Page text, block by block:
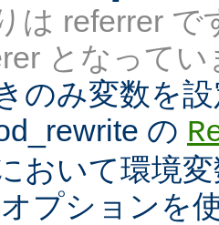
は referrer で
となってい
のみ変数を
の
おいて環境
オプションを